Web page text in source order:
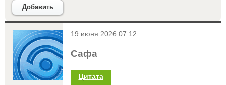
Добавить
< 19 июня 2026 07:12
Сафа
Цитата